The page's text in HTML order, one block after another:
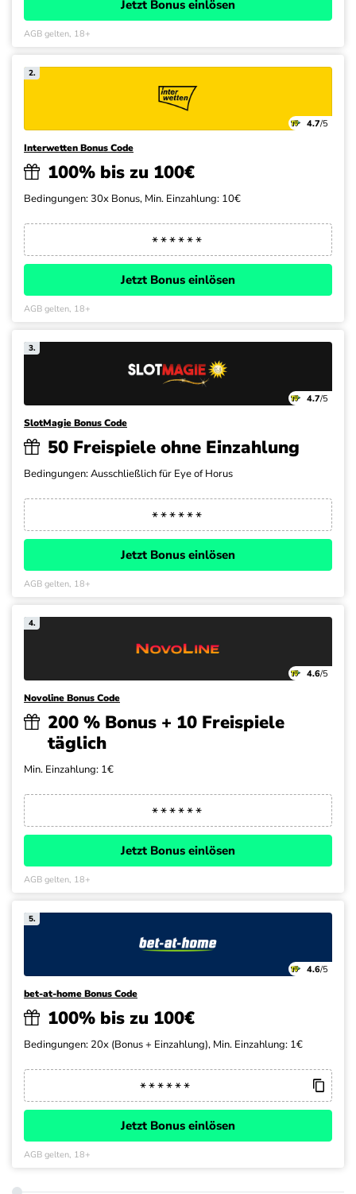
Jetzt Bonus einlösen
AGB gelten, 18+
2.
4.7/5
Interwetten Bonus Code
100% bis zu 100€
Bedingungen: 30x Bonus, Min. Einzahlung: 10€
Jetzt Bonus einlösen
AGB gelten, 18+
3.
4.7/5
SlotMagie Bonus Code
50 Freispiele ohne Einzahlung
Bedingungen: Ausschließlich für Eye of Horus
Jetzt Bonus einlösen
AGB gelten, 18+
4.
4.6/5
Novoline Bonus Code
200 % Bonus + 10 Freispiele
täglich
Min. Einzahlung: 1€
Jetzt Bonus einlösen
AGB gelten, 18+
5.
4.6/5
bet-at-home Bonus Code
100% bis zu 100€
Bedingungen: 20x (Bonus + Einzahlung), Min. Einzahlung: 1€
Jetzt Bonus einlösen
AGB gelten, 18+